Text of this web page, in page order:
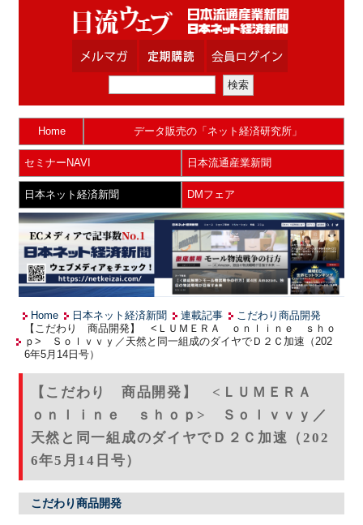
Home データ販売の「ネット経済研究所」
セミナーNAVI 日本流通産業新聞
日本ネット経済新聞 DMフェア
Home 日本ネット経済新聞 連載記事
こだわり商品開発
【こだわり 商品開発】 <ＬＵＭＥＲＡ ｏｎｌｉｎｅ ｓｈｏ
ｐ> Ｓｏｌｖｖｙ／天然と同一組成のダイヤでＤ２Ｃ加速（202
6年5月14日号）
【こだわり 商品開発】 <ＬＵＭＥＲＡ
ｏｎｌｉｎｅ ｓｈｏｐ> Ｓｏｌｖｖｙ／
天然と同一組成のダイヤでＤ２Ｃ加速（202
6年5月14日号）
こだわり商品開発